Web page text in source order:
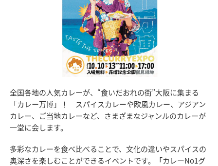
全国各地の人気カレーが、“食いだおれの街”大阪に集まる
「カレー万博」！ スパイスカレーや欧風カレー、アジアン
カレー、ご当地カレーなど、さまざまなジャンルのカレーが
一堂に会します。
多彩なカレーを食べ比べることで、文化の違いやスパイスの
奥深さを楽しむことができるイベントです。「カレーNo1グ